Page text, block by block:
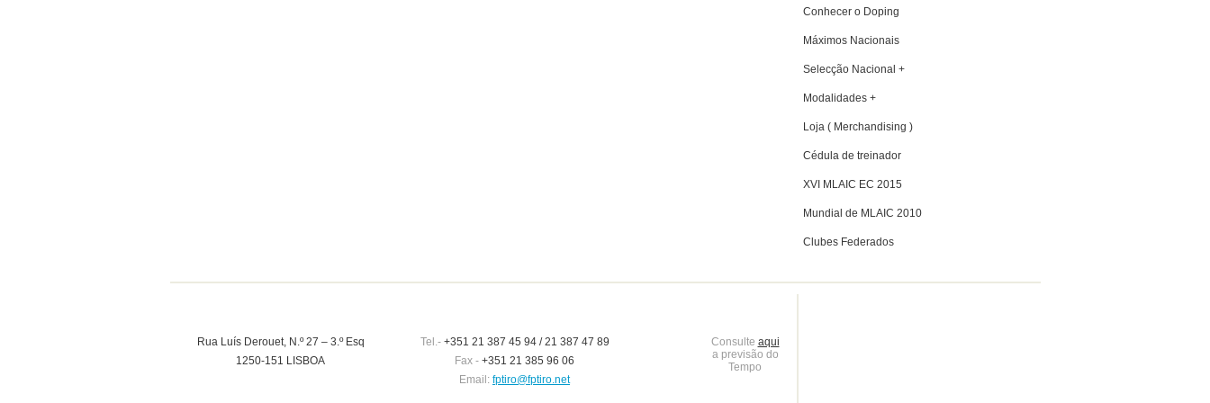
Conhecer o Doping
Máximos Nacionais
Selecção Nacional +
Modalidades +
Loja ( Merchandising )
Cédula de treinador
XVI MLAIC EC 2015
Mundial de MLAIC 2010
Clubes Federados
Rua Luís Derouet, N.º 27 – 3.º Esq
1250-151 LISBOA
Tel.-+351 21 387 45 94 / 21 387 47 89
Fax - +351 21 385 96 06
Email: fptiro@fptiro.net
Consulte aqui
a previsão do
Tempo